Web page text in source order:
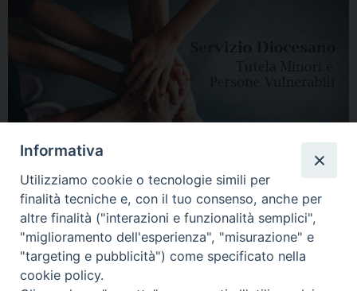
HOME DIOCESI VESCOVO CURIA VESCOVILE NEWS
Informativa
Utilizziamo cookie o tecnologie simili per
finalità tecniche e, con il tuo consenso, anche per
altre finalità ("interazioni e funzionalità semplici",
"miglioramento dell'esperienza", "misurazione" e
"targeting e pubblicità") come specificato nella
cookie policy.